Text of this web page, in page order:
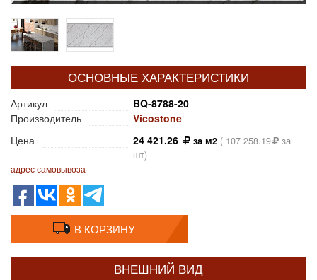
ОСНОВНЫЕ ХАРАКТЕРИСТИКИ
Артикул
BQ-8788-20
Производитель
Vicostone
Цена
24 421.26 за м2 ( 107 258.19
за
шт)
адрес самовывоза
В КОРЗИНУ
ВНЕШНИЙ ВИД